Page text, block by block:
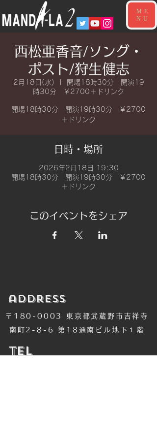
ME
NU
西松亜香音/ソング・
ポスト/狩生健志
2月18日(水)
開場18時30分 開演19
時30分 ￥2700＋ドリンク
開場18時30分 開演19時30分 ￥2700
＋ドリンク
日時・場所
2026年2月18日 19:30
開場18時30分 開演19時30分 ￥2700
＋ドリンク
このイベントをシェア
​address
〒180-0003 東京都武蔵野市吉祥寺
南町2-8-6 第18通南ビル地下１階
​TEL